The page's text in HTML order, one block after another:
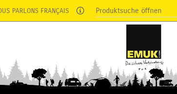
PARLONS FRANÇAIS Produktsuche öffnen